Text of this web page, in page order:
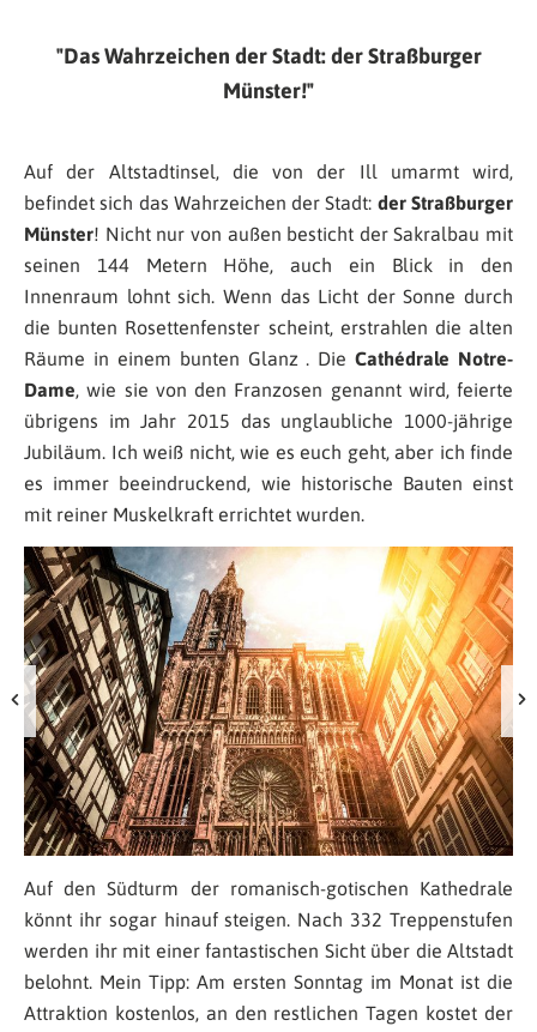
Das Wahrzeichen der Stadt: der Straßburger
Münster!
Auf der Altstadtinsel, die von der Ill umarmt wird,
befindet sich das Wahrzeichen der Stadt: der Straßburger
Münster! Nicht nur von außen besticht der Sakralbau mit
seinen 144 Metern Höhe, auch ein Blick in den
Innenraum lohnt sich. Wenn das Licht der Sonne durch
die bunten Rosettenfenster scheint, erstrahlen die alten
Räume in einem bunten Glanz . DieCathédrale Notre-
Dame, wie sie von den Franzosen genannt wird, feierte
übrigens im Jahr 2015 das unglaubliche 1000-jährige
Jubiläum. Ich weiß nicht, wie es euch geht, aber ich finde
es immer beeindruckend, wie historische Bauten einst
mit reiner Muskelkraft errichtet wurden.
Auf den Südturm der romanisch-gotischen Kathedrale
könnt ihr sogar hinauf steigen. Nach 332 Treppenstufen
werden ihr mit einer fantastischen Sicht über die Altstadt
belohnt. Mein Tipp: Am ersten Sonntag im Monat ist die
Attraktion kostenlos, an den restlichen Tagen kostet der